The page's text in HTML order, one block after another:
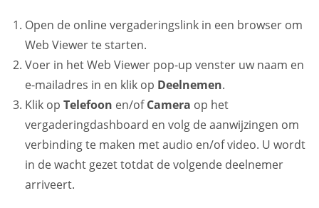
Open de online vergaderingslink in een browser om
Web Viewer te starten.
Voer in het Web Viewer pop-up venster uw naam en
e-mailadres in en klik op Deelnemen.
Klik op Telefoon en/ofCamera op het
vergaderingdashboard en volg de aanwijzingen om
verbinding te maken met audio en/of video. U wordt
in de wacht gezet totdat de volgende deelnemer
arriveert.